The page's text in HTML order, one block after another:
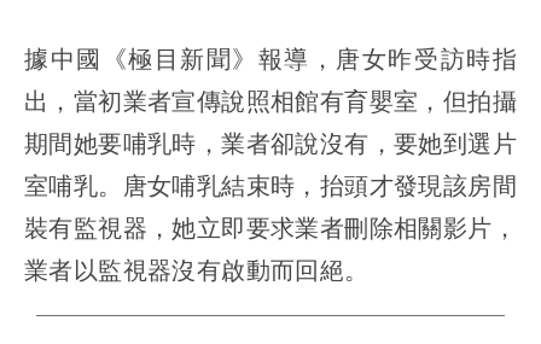
據中國《極目新聞》報導，唐女昨受訪時指
出，當初業者宣傳說照相館有育嬰室，但拍攝
期間她要哺乳時，業者卻說沒有，要她到選片
室哺乳。唐女哺乳結束時，抬頭才發現該房間
裝有監視器，她立即要求業者刪除相關影片，
業者以監視器沒有啟動而回絕。